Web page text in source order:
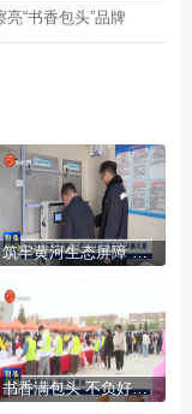
“书香包头”品牌
筑牢黄河生态屏障 二道沙河绘就清水绿岸新风景
书香满包头 不负好春光